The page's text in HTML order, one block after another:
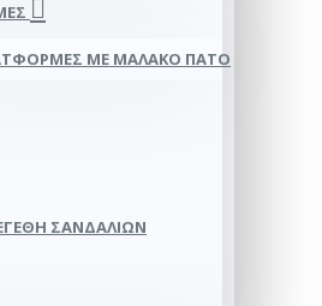
ΜΕ ΜΑΛΑΚΟ ΠΑΤΟ
ΣΑΝΔΑΛΙΏΝ